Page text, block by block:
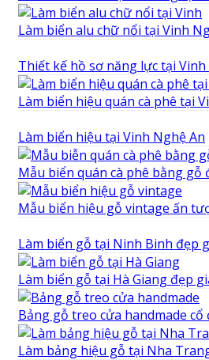
Làm biển alu chữ nổi tại Vinh
Thiết kế hồ sơ năng lực tại Vinh
Làm biển hiệu quán cà phê tại
Làm biển hiệu tại Vinh Nghệ An
Mẫu biển quán cà phê bằng gỗ
Mẫu biển hiệu gỗ vintage ấn
Làm biển gỗ tại Ninh Binh đẹp
Làm biển gỗ tại Hà Giang đẹp
Bảng gỗ treo cửa handmade cổ
Làm bảng hiệu gỗ tại Nha